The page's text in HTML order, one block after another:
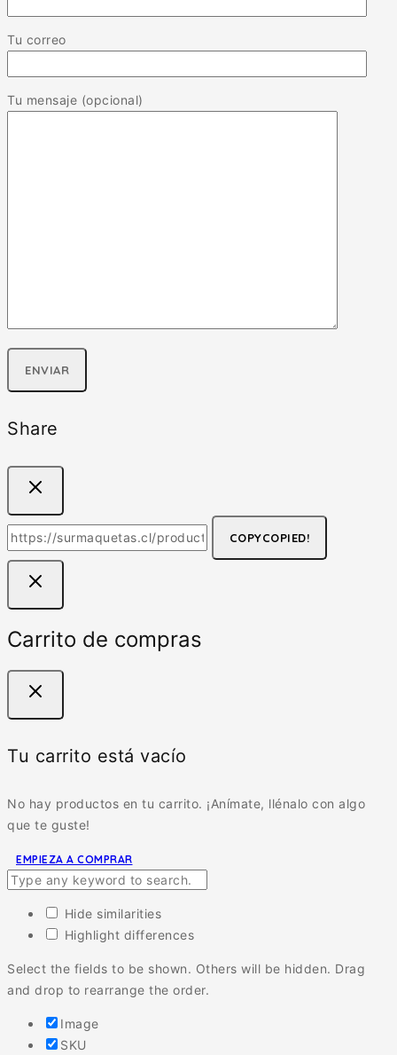
Tu correo
Tu mensaje (opcional)
Share
COPYCOPIED!
Carrito de compras
Tu carrito está vacío
No hay productos en tu carrito. ¡Anímate, llénalo con algo
que te guste!
EMPIEZA A COMPRAR
Hide similarities
Highlight differences
Select the fields to be shown. Others will be hidden. Drag
and drop to rearrange the order.
Image
SKU